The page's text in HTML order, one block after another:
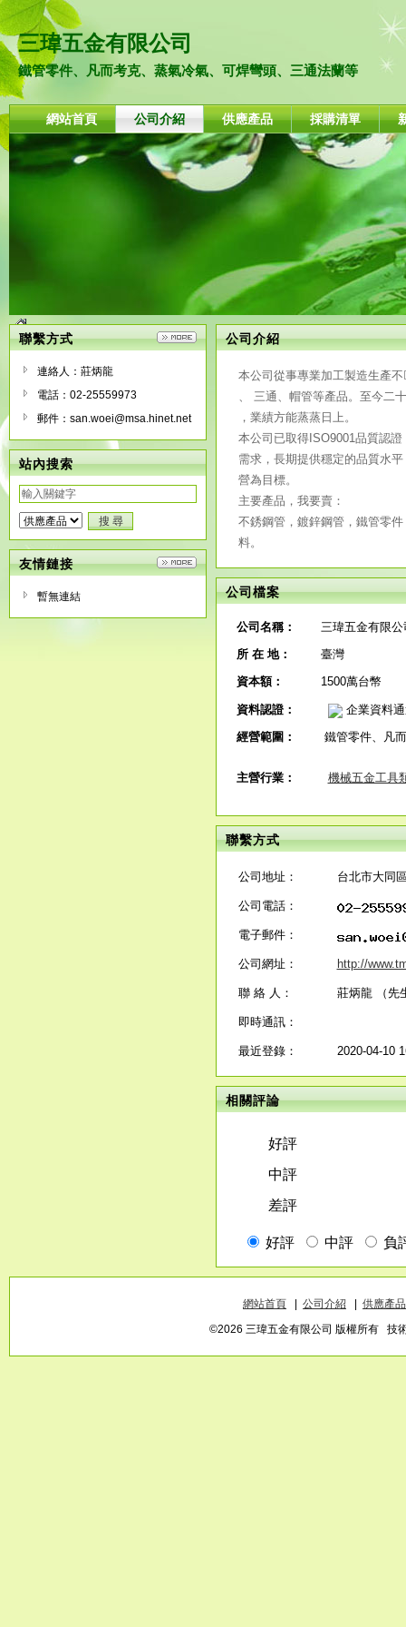
三瑋五金有限公司
鐵管零件、凡而考克、蒸氣冷氣、可焊彎頭、三通法蘭等
網站首頁 公司介紹 供應產品 採購清單
聯繫方式
連絡人：莊炳龍
電話：02-25559973
郵件：san.woei@msa.hinet.net
站內搜索
友情鏈接
暫無連結
公司介紹
本公司從事專業加工製造生產
、 三通、帽管等產品。至今二
，業績方能蒸蒸日上。
本公司已取得ISO9001品質認
需求，長期提供穩定的品質水
營為目標。
主要產品，我要賣：
不銹鋼管，鍍鋅鋼管，鐵管零
料。
公司檔案
公司名稱：
三瑋五金有限公
所 在 地：
臺灣
資本額：
1500萬台幣
資料認證：
企業資料
經營範圍：
鐵管零件、凡
主營行業： 機械五金工具
聯繫方式
公司地址： 台北市大同
公司電話：
電子郵件：
公司網址： http://
聯 絡 人： 莊炳龍 （先
即時通訊：
最近登錄： 2020-04-10
相關評論
網站首頁 公司介紹
供應產品
©2026 三瑋五金有限公司 版權所有 技